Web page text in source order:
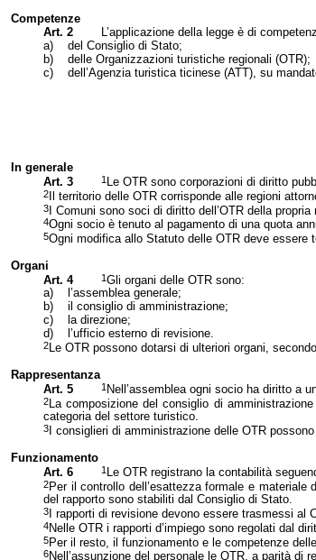
Competenze
Art. 2
L’applicazione della legge è di
a)
del Consiglio di Stato;
b)
delle Organizzazioni turistiche regionali (OTR);
c)
dell’Agenzia turistica ticinese (ATT), su
In generale
Art. 3
1 Le OTR sono corporazioni di diritto
2Il territorio delle OTR corrisponde alle regioni
3I Comuni sono soci di diritto dell’OTR della propria
4Ogni socio è tenuto al pagamento di una quota
5Ogni modifica allo Statuto delle OTR deve essere
Organi
Art. 4
1Gli organi delle OTR sono:
a)
l’assemblea generale;
b)
il consiglio di amministrazione;
c)
la direzione;
d)
l’ufficio esterno di revisione.
2 Le OTR possono dotarsi di ulteriori organi,
Rappresentanza
Art. 5
1 Nell’assemblea ogni socio ha diritto a
2La composizione del consiglio di
categoria del settore turistico.
3
I consiglieri di amministrazione delle OTR
Funzionamento
Art. 6
1 Le OTR registrano la contabilità
2Per il controllo dell’esattezza formale e
del rapporto sono stabiliti dal Consiglio di Stato.
3 I rapporti di revisione devono essere trasmessi
4Nelle OTR i rapporti d’impiego sono regolati dal
5Per il resto, il funzionamento e le competenze
6Nell’assunzione del personale le OTR, a parità di